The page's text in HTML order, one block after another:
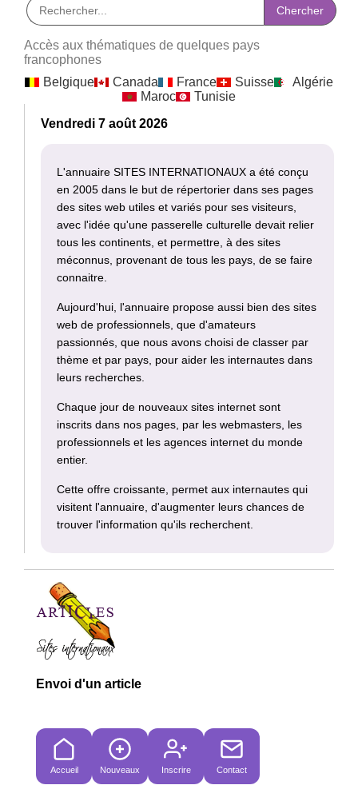
Accès aux thématiques de quelques pays
francophones
Belgique
Canada France Suisse
Algérie
Maroc
Tunisie
Vendredi 7 août 2026
L'annuaire SITES INTERNATIONAUX a été conçu
en 2005 dans le but de répertorier dans ses pages
des sites web utiles et variés pour ses visiteurs,
avec l'idée qu'une passerelle culturelle devait relier
tous les continents, et permettre, à des sites
méconnus, provenant de tous les pays, de se faire
connaitre.
Aujourd'hui, l'annuaire propose aussi bien des sites
web de professionnels, que d'amateurs
passionnés, que nous avons choisi de classer par
thème et par pays, pour aider les internautes dans
leurs recherches.
Chaque jour de nouveaux sites internet sont
inscrits dans nos pages, par les webmasters, les
professionnels et les agences internet du monde
entier.
Cette offre croissante, permet aux internautes qui
visitent l'annuaire, d'augmenter leurs chances de
trouver l'information qu'ils recherchent.
Envoi d'un article
Accueil Nouveaux Inscrire Contact